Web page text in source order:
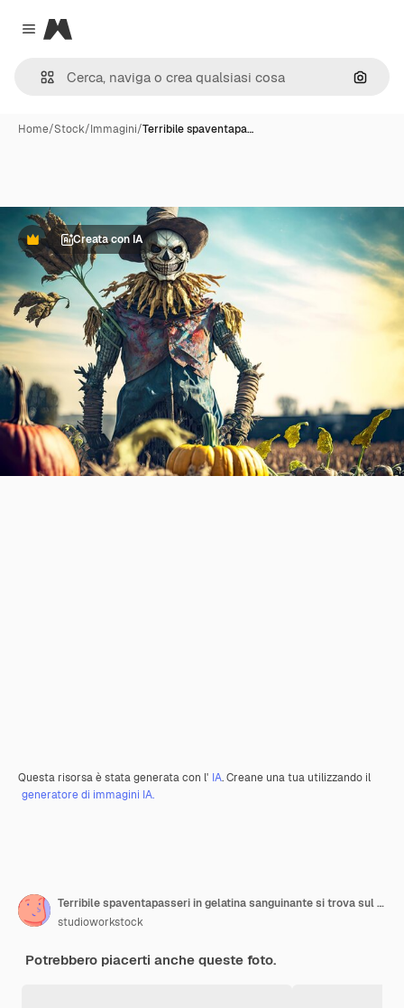
Close menu
Magnific
Cerca
Home/Stock/Immagini/Terribile spaventapa…
PremiumCreata con IA
Questa risorsa è stata generata con l' IA. Creane una tua utilizzando il
generatore di immagini IA.
Terribile spaventapasseri in gelatina sanguinante si trova sul campo di zucca
studioworkstock
Potrebbero piacerti anche queste foto.